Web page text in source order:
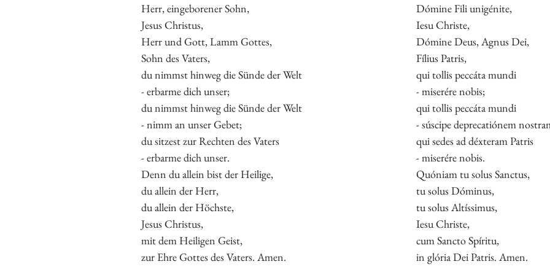
Herr, eingeborener Sohn,
Jesus Christus,
Herr und Gott, Lamm Gottes,
Sohn des Vaters,
du nimmst hinweg die Sünde der Welt
- erbarme dich unser;
du nimmst hinweg die Sünde der Welt
- nimm an unser Gebet;
du sitzest zur Rechten des Vaters
- erbarme dich unser.
Denn du allein bist der Heilige,
du allein der Herr,
du allein der Höchste,
Jesus Christus,
mit dem Heiligen Geist,
zur Ehre Gottes des Vaters. Amen.
Dómine Fili unigénite,
Iesu Christe,
Dómine Deus, Agnus Dei,
Fílius Patris,
qui tollis peccáta mundi
- miserére nobis;
qui tollis peccáta mundi
- súscipe deprecatiónem
qui sedes ad déxteram Patris
- miserére nobis.
Quóniam tu solus Sanctus,
tu solus Dóminus,
tu solus Altíssimus,
Iesu Christe,
cum Sancto Spíritu,
in glória Dei Patris. Amen.